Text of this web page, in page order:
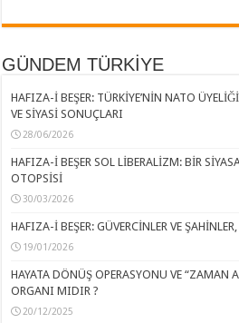
GÜNDEM TÜRKİYE
HAFIZA-İ BEŞER: TÜRKİYE’NİN NATO
VE SİYASİ SONUÇLARI
28/06/2026
HAFIZA-İ BEŞER SOL LİBERALİZM: BİR
OTOPSİSİ
30/03/2026
HAFIZA-İ BEŞER: GÜVERCİNLER VE
19/01/2026
HAYATA DÖNÜŞ OPERASYONU VE “ZAMAN
ORGANI MIDIR ?
20/12/2025